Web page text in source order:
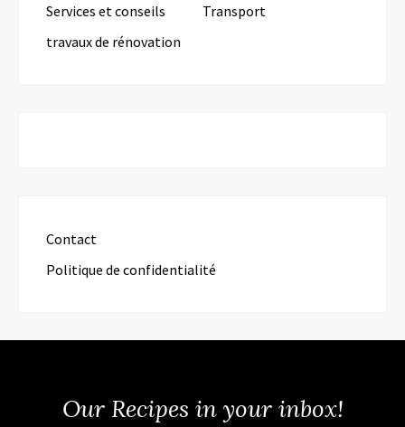
Services et conseils
Transport
travaux de rénovation
Contact
Politique de confidentialité
Our Recipes in your inbox!